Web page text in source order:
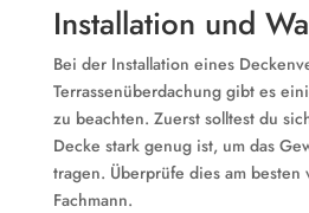
Installation und
Bei der Installation eines
Terrassenüberdachung gibt es
zu beachten. Zuerst solltest du
Decke stark genug ist, um das
tragen. Überprüfe dies am besten
Fachmann.